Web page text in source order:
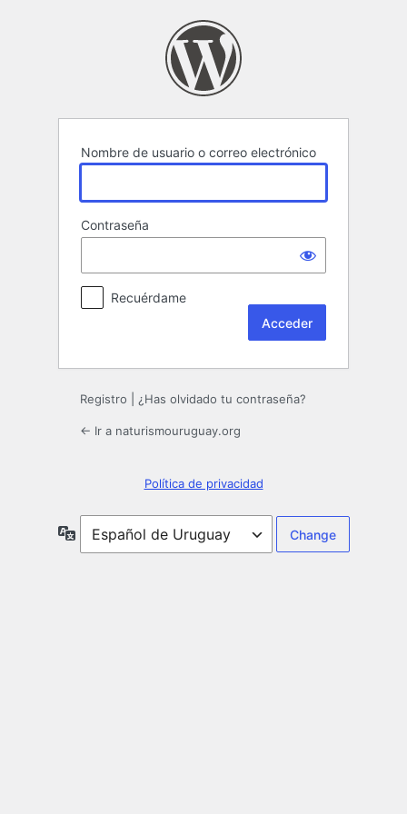
Nombre de usuario o correo electrónico
Contraseña
Recuérdame
Registro ¿Has olvidado tu contraseña?
← Ir a naturismouruguay.org
Política de privacidad
Idioma